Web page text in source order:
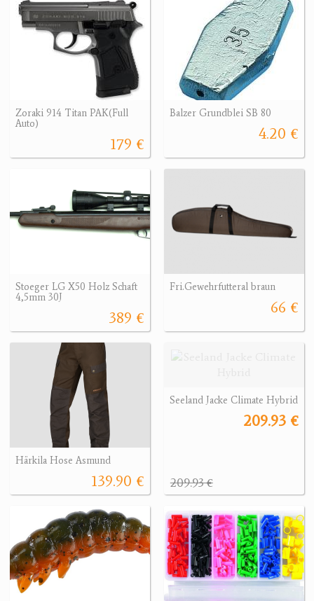
Zoraki 914 Titan PAK(Full
Auto)
179 €
Balzer Grundblei SB 80
4.20 €
Stoeger LG X50 Holz Schaft
4,5mm 30J
389 €
Fri.Gewehrfutteral braun
66 €
Härkila Hose Asmund
139.90 €
Seeland Jacke Climate Hybrid
209.93 €
209.93 €